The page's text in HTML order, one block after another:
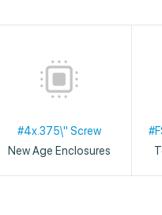
#4x.375\" Screw
New Age Enclosures